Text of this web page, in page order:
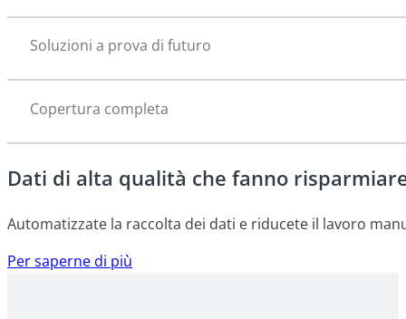
Soluzioni a prova di futuro
Copertura completa
Dati di alta qualità che fanno
Automatizzate la raccolta dei dati e riducete il lavoro
Per saperne di più